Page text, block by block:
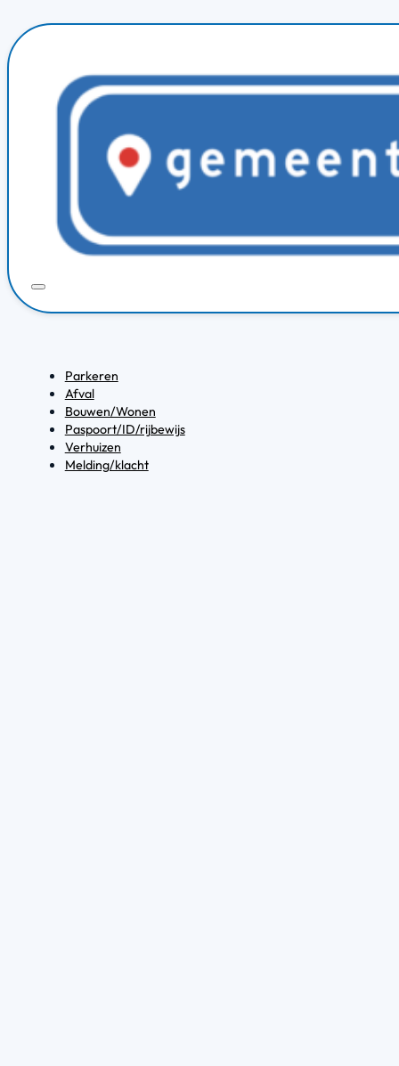
Parkeren
Afval
Bouwen/Wonen
Paspoort/ID/rijbewijs
Verhuizen
Melding/klacht